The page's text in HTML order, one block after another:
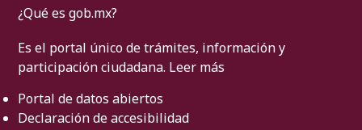
¿Qué es gob.mx?
Es el portal único de trámites, información y
participación ciudadana. Leer más
Portal de datos abiertos
Declaración de accesibilidad